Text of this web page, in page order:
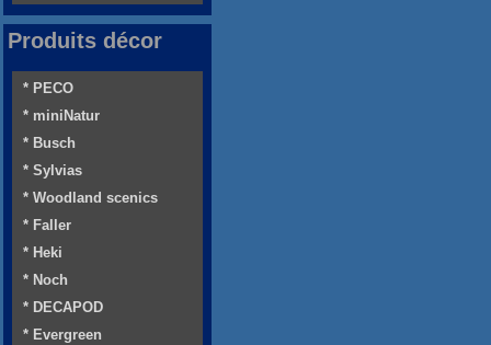
Produits décor
* PECO
* miniNatur
* Busch
* Sylvias
* Woodland scenics
* Faller
* Heki
* Noch
* DECAPOD
* Evergreen